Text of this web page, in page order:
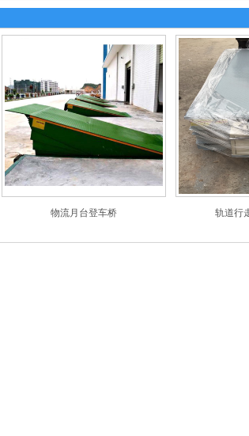
物流月台登车桥 轨道行